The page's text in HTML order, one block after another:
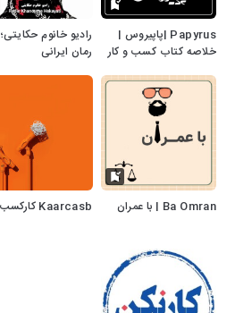
Papyrus |پاپیروس |
خلاصه کتاب کسب و کار
رادیو خانوم حکایتی؛
رمان ایرانی
Ba Omran | با عمران Kaarcasb کارکسب